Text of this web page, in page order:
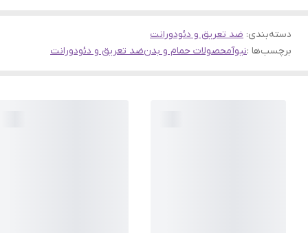
دسته‌بندی: ضد تعریق و دئودورانت
برچسب‌ها :نیوآمحصولات حمام و بدنضد تعریق و دئودورانت